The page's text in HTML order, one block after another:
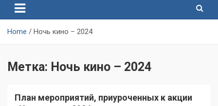
Севастополя
Home Ночь кино – 2024
Метка: Ночь кино – 2024
План мероприятий, приуроченных к акции